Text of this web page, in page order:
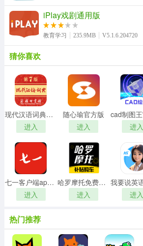
iPlay戏剧通用版
教育学习 235.9MB V5.1.6.204720
猜你喜欢
现代汉语词典最新免费版
进入
随心瑜官方版
进入
进入
七一客户端apk手机正版
进入
哈罗摩托免费原版
进入
进入
热门推荐